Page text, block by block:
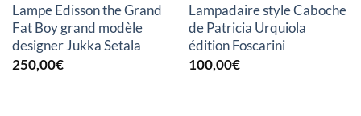
Lampe Edisson the Grand
Fat Boy grand modèle
designer Jukka Setala
250,00€
Lampadaire style Caboche
de Patricia Urquiola
édition Foscarini
100,00€